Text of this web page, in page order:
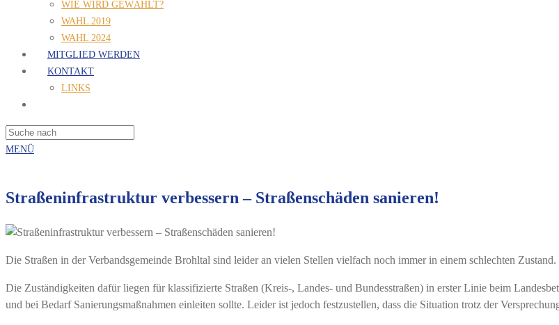
WIE WIRD GEWÄHLT?
WAHL 2019
WAHL 2024
MITGLIED WERDEN
KONTAKT
LINKS
MENÜ
Straßeninfrastruktur verbessern – Straßenschäden sanieren!
Die Straßen in der Verbandsgemeinde Brohltal sind leider an vielen Stellen vielfach noch immer in einem schlechten Zustand.
Die Zuständigkeiten dafür liegen für klassifizierte Straßen (Kreis-, Landes- und Bundesstraßen) in erster Linie beim
und bei Bedarf Sanierungsmaßnahmen einleiten sollte. Leider ist jedoch festzustellen, dass die Situation trotz der